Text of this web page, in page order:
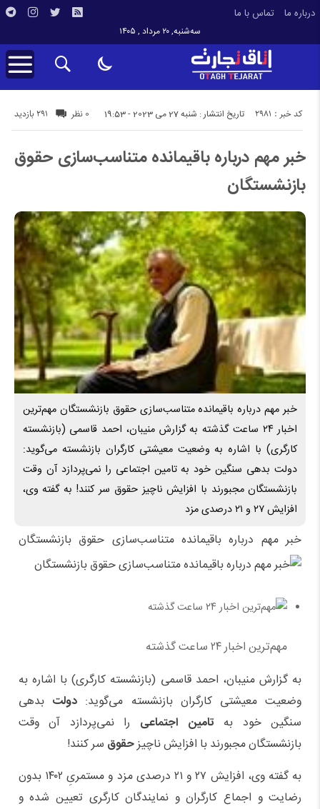
درباره ما تماس با ما
سه‌شنبه, ۲۰ مرداد , ۱۴۰۵
تاریخ انتشار : شنبه 27 می 2023 - 19:53 291 بازدید کد خبر : 2981 0 نظر
خبر مهم درباره باقیمانده متناسب‌سازی حقوق
بازنشستگان
خبر مهم درباره باقیمانده متناسب‌سازی حقوق بازنشستگان مهم‌ترین
اخبار ۲۴ ساعت گذشته به گزارش منیبان، احمد قاسمی (بازنشسته
کارگری) با اشاره به وضعیت معیشتی کارگران بازنشسته می‌گوید:
دولت بدهی سنگین خود به تامین اجتماعی را نمی‌پردازد آن وقت
بازنشستگان مجبورند با افزایش ناچیز حقوق سر کنند! به گفته وی،
افزایش ۲۷ و ۲۱ درصدی مزد
خبر مهم درباره باقیمانده متناسب‌سازی حقوق بازنشستگان
مهم‌ترین اخبار ۲۴ ساعت گذشته
به گزارش منیبان، احمد قاسمی (بازنشسته کارگری) با اشاره به
وضعیت معیشتی کارگران بازنشسته می‌گوید: دولت بدهی
سنگین خود به تامین اجتماعی را نمی‌پردازد آن وقت
بازنشستگان مجبورند با افزایش ناچیزحقوق سر کنند!
به گفته وی، افزایش ۲۷ و ۲۱ درصدی مزد و مستمریِ ۱۴۰۲ بدون
رضایت و اجماع کارگران و نمایندگان کارگری تعیین شده و